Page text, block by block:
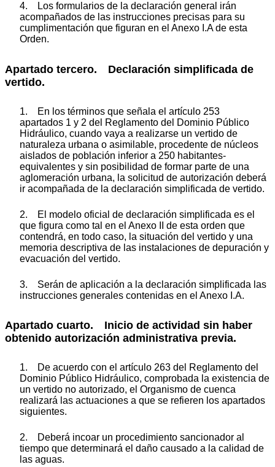
4. Los formularios de la declaración general irán
acompañados de las instrucciones precisas para su
cumplimentación que figuran en el Anexo I.A de esta
Orden.
Apartado tercero. Declaración simplificada de
vertido.
1. En los términos que señala el artículo 253
apartados 1 y 2 del Reglamento del Dominio Público
Hidráulico, cuando vaya a realizarse un vertido de
naturaleza urbana o asimilable, procedente de núcleos
aislados de población inferior a 250 habitantes-
equivalentes y sin posibilidad de formar parte de una
aglomeración urbana, la solicitud de autorización deberá
ir acompañada de la declaración simplificada de vertido.
2. El modelo oficial de declaración simplificada es el
que figura como tal en el Anexo II de esta orden que
contendrá, en todo caso, la situación del vertido y una
memoria descriptiva de las instalaciones de depuración y
evacuación del vertido.
3. Serán de aplicación a la declaración simplificada las
instrucciones generales contenidas en el Anexo I.A.
Apartado cuarto. Inicio de actividad sin haber
obtenido autorización administrativa previa.
1. De acuerdo con el artículo 263 del Reglamento del
Dominio Público Hidráulico, comprobada la existencia de
un vertido no autorizado, el Organismo de cuenca
realizará las actuaciones a que se refieren los apartados
siguientes.
2. Deberá incoar un procedimiento sancionador al
tiempo que determinará el daño causado a la calidad de
las aguas.